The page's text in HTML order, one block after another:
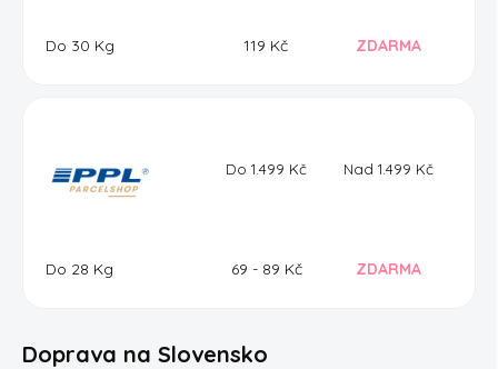
Do 30 Kg 119 Kč ZDARMA
Do 1.499 Kč Nad 1.499 Kč
Do 28 Kg 69 - 89 Kč ZDARMA
Doprava na Slovensko